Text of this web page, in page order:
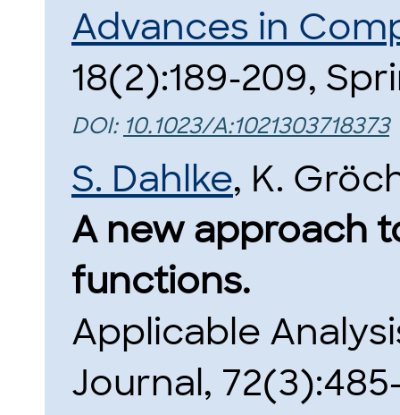
Advances in
18(2):189-209,
DOI: 10.1023/A:1021303718373
S. Dahlke, K.
A new approach
functions.
Applicable
Journal,